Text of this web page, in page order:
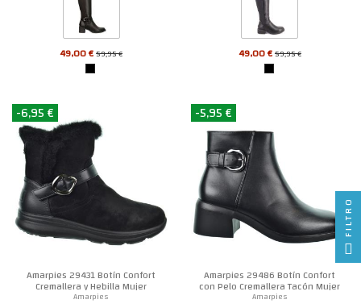
49,00 €59,95 € 49,00 €59,95 €
-6,95 €
Amarpies 29431 Botín Confort
Cremallera y Hebilla Mujer
Amarpies
-5,95 €
Amarpies 29486 Botín Confort
con Pelo Cremallera Tacón Mujer
Amarpies
FILTRO